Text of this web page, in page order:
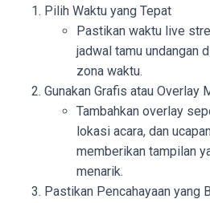
Pilih Waktu yang Tepat
Pastikan waktu live
jadwal tamu undangan
zona waktu.
Gunakan Grafis atau Overlay
Tambahkan overlay
lokasi acara, dan
memberikan tampilan
menarik.
Pastikan Pencahayaan yang